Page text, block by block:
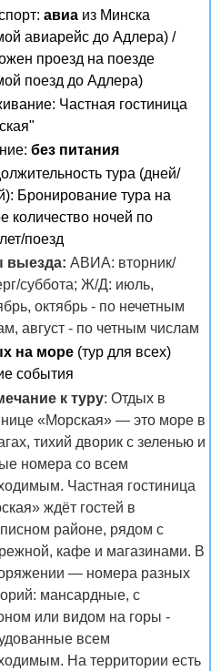
авиа из Минска
авиарейс до Адлера) /
проезд на поезде
поезд до Адлера)
Частная гостиница
без питания
тура (дней/
Бронирование тура на
количество ночей по
поезд
выезда: АВИА: вторник/
суббота; Ж/Д: июль,
октябрь - по нечетным
август - по четным числам
на море (тур для всех)
события
к туру: Отдых в
«Морская» — это море в
тихий дворик с зеленью и
номера со всем
Частная гостиница
ждёт гостей в
районе, рядом с
кафе и магазинами. В
— номера разных
мансардные, с
или видом на горы -
всем
На территории есть